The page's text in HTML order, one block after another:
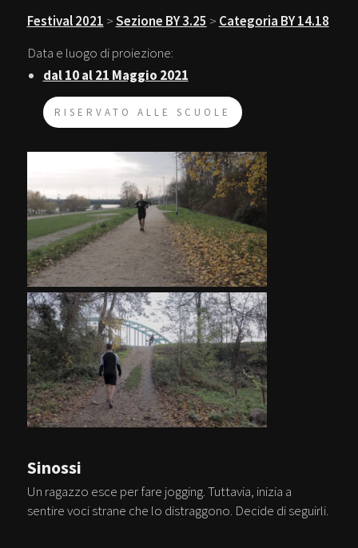
Festival 2021 >Sezione BY 3.25 > Categoria BY 14.18
Data e luogo di proiezione:
dal 10 al 21 Maggio 2021
RISERVATO ALLE SCUOLE
Sinossi
Un ragazzo esce per fare jogging. Tuttavia, inizia a
sentire voci strane che lo distraggono. Decide di seguirli.